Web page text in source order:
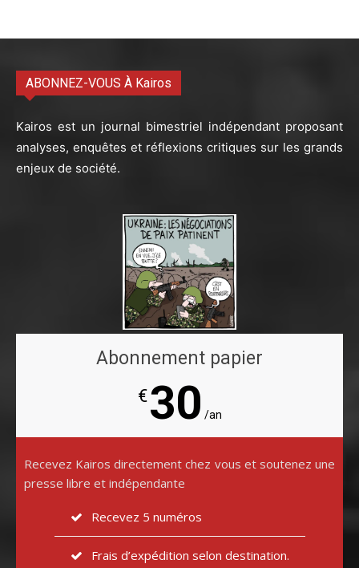
ABONNEZ-VOUS À Kairos
Kairos est un journal bimestriel indépendant proposant
analyses, enquêtes et réflexions critiques sur les grands
enjeux de société.
Abonnement papier
€30 /an
Recevez Kairos directement chez vous et soutenez une
presse libre et indépendante
Recevez 5 numéros
Frais d’expédition selon destination.